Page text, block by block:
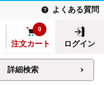
よくある質問
注文カート
0
ログイン
詳細検索